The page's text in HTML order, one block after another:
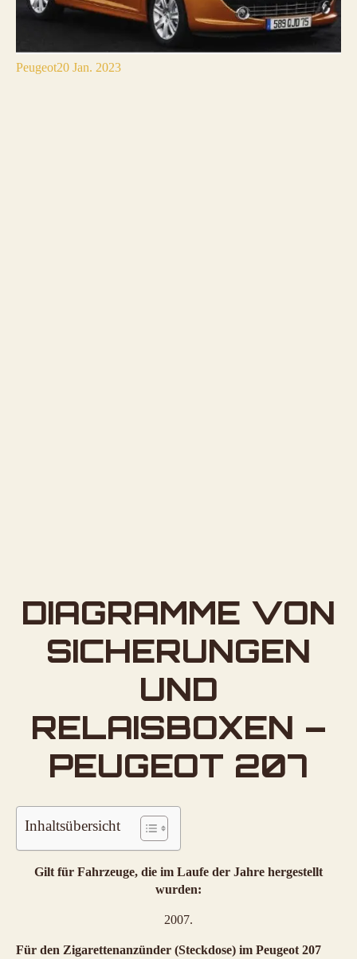
Peugeot20 Jan. 2023
DIAGRAMME VON
SICHERUNGEN
UND
RELAISBOXEN –
PEUGEOT 207
Inhaltsübersicht
Gilt für Fahrzeuge, die im Laufe der Jahre hergestellt
wurden:
2007.
Für den Zigarettenanzünder (Steckdose) im Peugeot 207